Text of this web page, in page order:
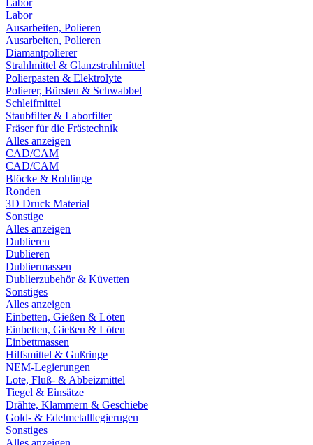
Labor
Labor
Ausarbeiten, Polieren
Ausarbeiten, Polieren
Diamantpolierer
Strahlmittel & Glanzstrahlmittel
Polierpasten & Elektrolyte
Polierer, Bürsten & Schwabbel
Schleifmittel
Staubfilter & Laborfilter
Fräser für die Frästechnik
Alles anzeigen
CAD/CAM
CAD/CAM
Blöcke & Rohlinge
Ronden
3D Druck Material
Sonstige
Alles anzeigen
Dublieren
Dublieren
Dubliermassen
Dublierzubehör & Küvetten
Sonstiges
Alles anzeigen
Einbetten, Gießen & Löten
Einbetten, Gießen & Löten
Einbettmassen
Hilfsmittel & Gußringe
NEM-Legierungen
Lote, Fluß- & Abbeizmittel
Tiegel & Einsätze
Drähte, Klammern & Geschiebe
Gold- & Edelmetalllegierugen
Sonstiges
Alles anzeigen